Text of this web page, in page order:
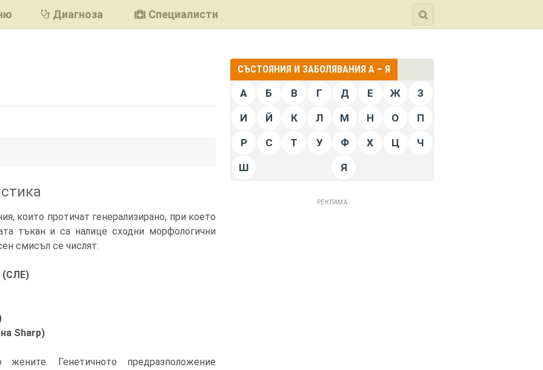
Диагноза Специалисти
които протичат генерализирано, при което
тъкан и са налице сходни морфологични
смисъл се числят:
(СЛЕ)
Sharp)
жените. Генетичното предразположение
СЪСТОЯНИЯ И ЗАБОЛЯВАНИЯ А – Я
А Б В Г Д Е Ж З
И Й К Л М Н О П
Р С Т У Ф Х Ц Ч
Ш Я
РЕКЛАМА